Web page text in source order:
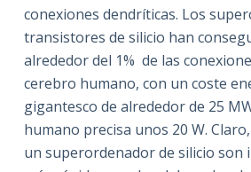
conexiones dendríticas. Los
transistores de silicio han
alrededor del 1% de las
cerebro humano, con un coste
gigantesco de alrededor de 25
humano precisa unos 20 W.
un superordenador de silicio son